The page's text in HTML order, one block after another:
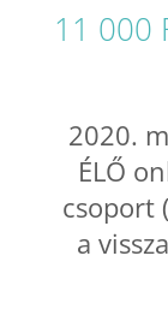
11 000
2020.
ÉLŐ
csoport
a